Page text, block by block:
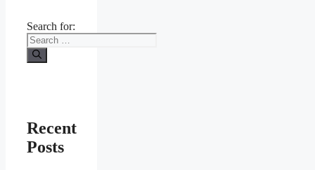
Search for:
Recent
Posts